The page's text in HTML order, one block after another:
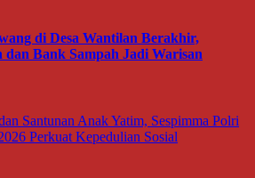
di Desa Wantilan Berakhir,
dan Bank Sampah Jadi Warisan